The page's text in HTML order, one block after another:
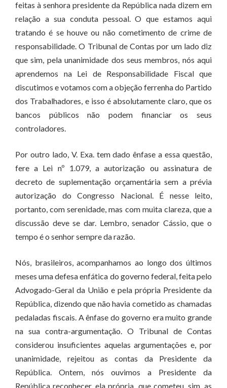
feitas à senhora presidente da República nada dizem em
relação a sua conduta pessoal. O que estamos aqui
tratando é se houve ou não cometimento de crime de
responsabilidade. O Tribunal de Contas por um lado diz
que sim, pela unanimidade dos seus membros, nós aqui
aprendemos na Lei de Responsabilidade Fiscal que
discutimos e votamos com a objeção ferrenha do Partido
dos Trabalhadores, e isso é absolutamente claro, que os
bancos públicos não podem financiar os seus
controladores.
Por outro lado, V. Exa. tem dado ênfase a essa questão,
fere a Lei nº 1.079, a autorização ou assinatura de
decreto de suplementação orçamentária sem a prévia
autorização do Congresso Nacional. É nesse leito,
portanto, com serenidade, mas com muita clareza, que a
discussão deve se dar. Lembro, senador Cássio, que o
tempo é o senhor sempre da razão.
Nós, brasileiros, acompanhamos ao longo dos últimos
meses uma defesa enfática do governo federal, feita pelo
Advogado-Geral da União e pela própria Presidente da
República, dizendo que não havia cometido as chamadas
pedaladas fiscais. A ênfase do governo era muito grande
na sua contra-argumentação. O Tribunal de Contas
considerou insuficientes aquelas argumentações e, por
unanimidade, rejeitou as contas da Presidente da
República. Ontem, nós ouvimos a Presidente da
República reconhecer, ela própria, que cometeu, sim, as